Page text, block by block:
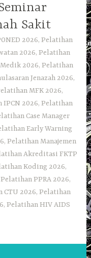
Sakit
2026, Pelatihan
2026, Pelatihan
2026, Pelatihan
Jenazah 2026,
MFK 2026,
2026, Pelatihan
Case Manager
Early Warning
Pelatihan Manajemen
Akreditasi FKTP
Koding 2026,
PPRA 2026,
CTU 2026, Pelatihan
Pelatihan HIV AIDS